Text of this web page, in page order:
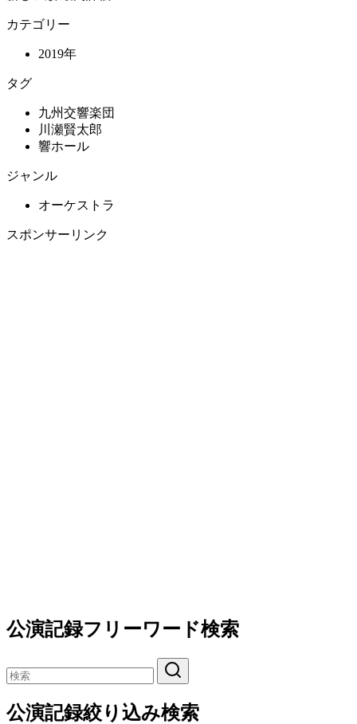
カテゴリー
2019年
タグ
九州交響楽団
川瀬賢太郎
響ホール
ジャンル
オーケストラ
スポンサーリンク
公演記録フリーワード検索
公演記録絞り込み検索